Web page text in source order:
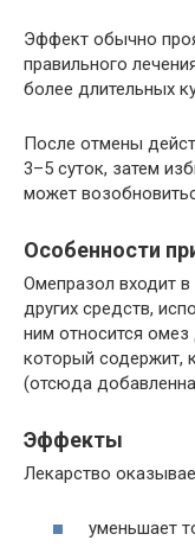
Эффект обычно
правильного
более длительных
После отмены
3–5 суток, затем
может
Особенности
Омепразол входит в
других средств,
ним относится
который содержит,
(отсюда
Эффекты
Лекарство
уменьшает